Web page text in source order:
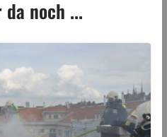
noch ...